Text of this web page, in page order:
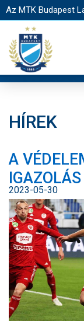
Az MTK Budapest
HÍREK
A
IGAZOLÁS
2023-05-30